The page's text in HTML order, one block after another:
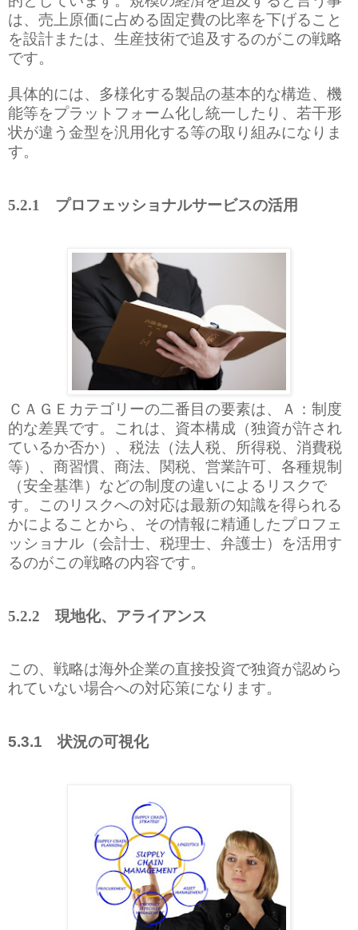
は、売上原価に占める固定費の比率を下げること
を設計または、生産技術で追及するのがこの戦略
です。
具体的には、多様化する製品の基本的な構造、機
能等をプラットフォーム化し統一したり、若干形
状が違う金型を汎用化する等の取り組みになりま
す。
5.2.1 プロフェッショナルサービスの活用
ＣＡＧＥカテゴリーの二番目の要素は、Ａ：制度
的な差異です。これは、資本構成（独資が許され
ているか否か）、税法（法人税、所得税、消費税
等）、商習慣、商法、関税、営業許可、各種規制
（安全基準）などの制度の違いによるリスクで
す。このリスクへの対応は最新の知識を得られる
かによることから、その情報に精通したプロフェ
ッショナル（会計士、税理士、弁護士）を活用す
るのがこの戦略の内容です。
5.2.2 現地化、アライアンス
この、戦略は海外企業の直接投資で独資が認めら
れていない場合への対応策になります。
5.3.1 状況の可視化